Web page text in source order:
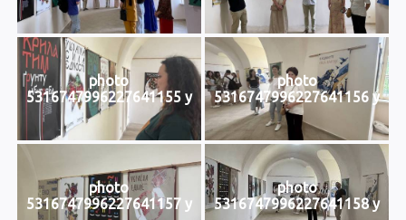
photo
5316747996227641155 y
photo
5316747996227641156 y
photo
5316747996227641157 y
photo
5316747996227641158 y